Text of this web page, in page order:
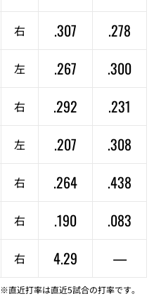
右 .307
.278
左 .267
.300
右 .292
.231
左 .207
.308
右 .264
.438
右 .190
.083
右 4.29 —
※直近打率は直近5試合の打率です。